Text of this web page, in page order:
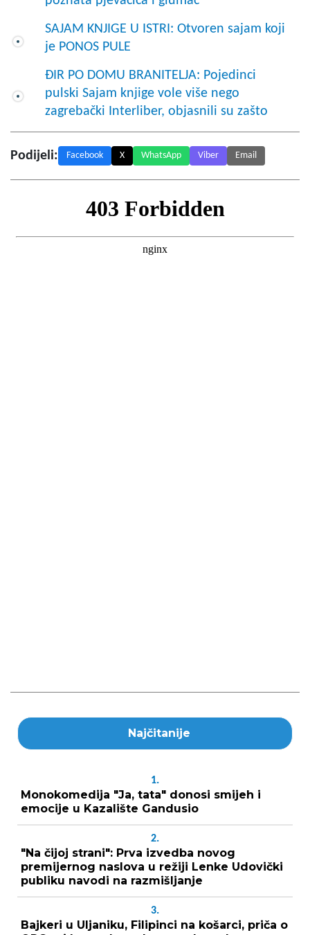
SAJAM KNJIGE U ISTRI: Otvoren sajam koji
je PONOS PULE
ĐIR PO DOMU BRANITELJA: Pojedinci
pulski Sajam knjige vole više nego
zagrebački Interliber, objasnili su zašto
Podijeli: Facebook X WhatsApp Viber Email
Najčitanije
1.
Monokomedija "Ja, tata" donosi smijeh i
emocije u Kazalište Gandusio
2.
"Na čijoj strani": Prva izvedba novog
premijernog naslova u režiji Lenke Udovički
publiku navodi na razmišljanje
3.
Bajkeri u Uljaniku, Filipinci na košarci, priča o